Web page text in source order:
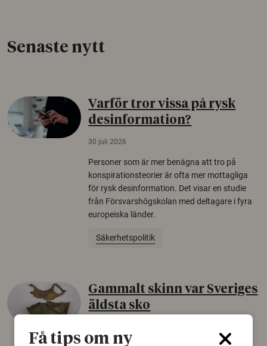
Senaste nytt
Varför tror vissa på rysk
desinformation?
30 juli 2026
Personer som är mer benägna att tro på
konspirationsteorier är ofta mer mottagliga
för rysk desinformation. Det visar en studie
från Försvarshögskolan med deltagare i fyra
europeiska länder.
Säkerhetspolitik
Gammalt skinn var Sveriges
äldsta sko
Få tips om ny